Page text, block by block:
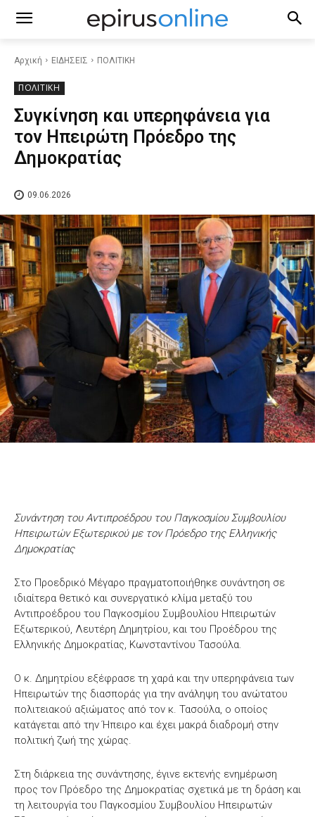
Αρχική ΕΙΔΗΣΕΙΣ ΠΟΛΙΤΙΚΗ
ΠΟΛΙΤΙΚΗ
Συγκίνηση και υπερηφάνεια για
τον Ηπειρώτη Πρόεδρο της
Δημοκρατίας
09.06.2026
Συνάντηση του Αντιπροέδρου του Παγκοσμίου Συμβουλίου
Ηπειρωτών Εξωτερικού με τον Πρόεδρο της Ελληνικής
Δημοκρατίας
Στο Προεδρικό Μέγαρο πραγματοποιήθηκε συνάντηση σε
ιδιαίτερα θετικό και συνεργατικό κλίμα μεταξύ του
Αντιπροέδρου του Παγκοσμίου Συμβουλίου Ηπειρωτών
Εξωτερικού, Λευτέρη Δημητρίου, και του Προέδρου της
Ελληνικής Δημοκρατίας, Κωνσταντίνου Τασούλα.
Ο κ. Δημητρίου εξέφρασε τη χαρά και την υπερηφάνεια των
Ηπειρωτών της διασποράς για την ανάληψη του ανώτατου
πολιτειακού αξιώματος από τον κ. Τασούλα, ο οποίος
κατάγεται από την Ήπειρο και έχει μακρά διαδρομή στην
πολιτική ζωή της χώρας.
Στη διάρκεια της συνάντησης, έγινε εκτενής ενημέρωση
προς τον Πρόεδρο της Δημοκρατίας σχετικά με τη δράση και
τη λειτουργία του Παγκοσμίου Συμβουλίου Ηπειρωτών